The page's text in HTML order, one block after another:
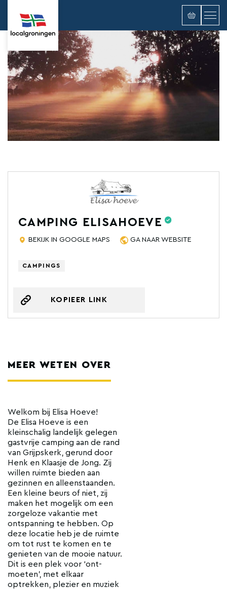
CAMPING ELISAHOEVE
BEKIJK IN GOOGLE MAPS GA NAAR WEBSITE
CAMPINGS
KOPIEER LINK
MEER WETEN OVER
Welkom bij Elisa Hoeve!
De Elisa Hoeve is een
kleinschalig landelijk gelegen
gastvrije camping aan de rand
van Grijpskerk, gerund door
Henk en Klaasje de Jong. Zij
willen ruimte bieden aan
gezinnen en alleenstaanden.
Een kleine beurs of niet, zij
maken het mogelijk om een
zorgeloze vakantie met
ontspanning te hebben. Op
deze locatie heb je de ruimte
om tot rust te komen en te
genieten van de mooie natuur.
Dit is een plek voor ‘ont-
moeten’, met elkaar
optrekken, plezier en muziek